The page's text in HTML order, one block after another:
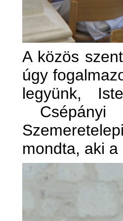
A közös
úgy
legyünk,
Csépányi
mondta, aki